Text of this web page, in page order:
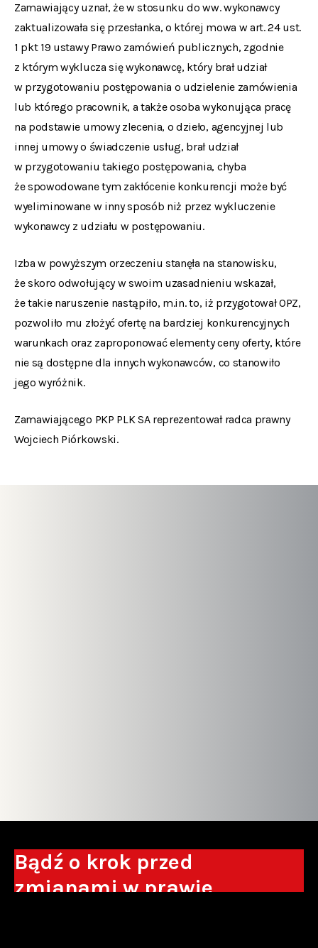
Zamawiający uznał, że w stosunku do ww. wykonawcy
zaktualizowała się przesłanka, o której mowa w art. 24 ust.
1 pkt 19 ustawy Prawo zamówień publicznych, zgodnie
z którym wyklucza się wykonawcę, który brał udział
w przygotowaniu postępowania o udzielenie zamówienia
lub którego pracownik, a także osoba wykonująca pracę
na podstawie umowy zlecenia, o dzieło, agencyjnej lub
innej umowy o świadczenie usług, brał udział
w przygotowaniu takiego postępowania, chyba
że spowodowane tym zakłócenie konkurencji może być
wyeliminowane w inny sposób niż przez wykluczenie
wykonawcy z udziału w postępowaniu.
Izba w powyższym orzeczeniu stanęła na stanowisku,
że skoro odwołujący w swoim uzasadnieniu wskazał,
że takie naruszenie nastąpiło, m.in. to, iż przygotował OPZ,
pozwoliło mu złożyć ofertę na bardziej konkurencyjnych
warunkach oraz zaproponować elementy ceny oferty, które
nie są dostępne dla innych wykonawców, co stanowiło
jego wyróżnik.
Zamawiającego PKP PLK SA reprezentował radca prawny
Wojciech Piórkowski.
Bądź o krok przed
zmianami w prawie